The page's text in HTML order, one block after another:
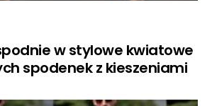
w stylowe kwiatowe
spodenek z kieszeniami